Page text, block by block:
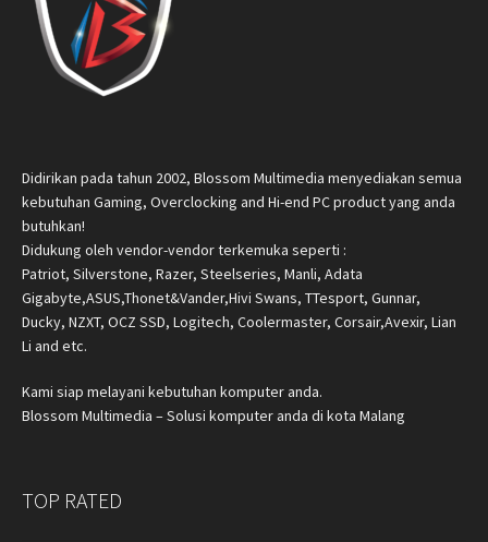
Didirikan pada tahun 2002, Blossom Multimedia menyediakan semua
kebutuhan Gaming, Overclocking and Hi-end PC product yang anda
butuhkan!
Didukung oleh vendor-vendor terkemuka seperti :
Patriot, Silverstone, Razer, Steelseries, Manli, Adata
Gigabyte,ASUS,Thonet&Vander,Hivi Swans, TTesport, Gunnar,
Ducky, NZXT, OCZ SSD, Logitech, Coolermaster, Corsair,Avexir, Lian
Li and etc.
Kami siap melayani kebutuhan komputer anda.
Blossom Multimedia – Solusi komputer anda di kota Malang
TOP RATED